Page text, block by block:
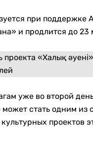
при поддержке
и продлится до 23
уже во второй
может стать одним из
проектов